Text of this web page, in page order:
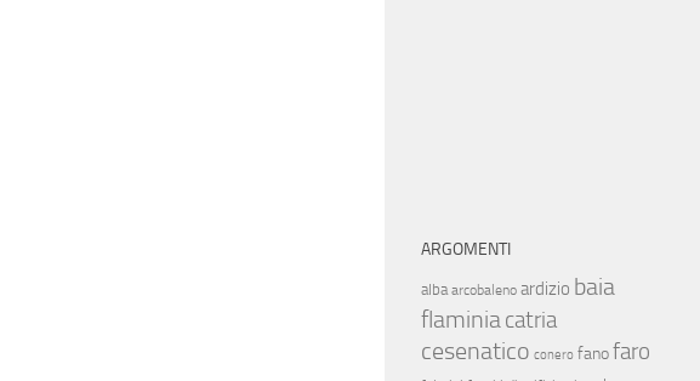
ARGOMENTI
alba arcobaleno ardizio baia
flaminia catria
cesenatico conero fanofaro